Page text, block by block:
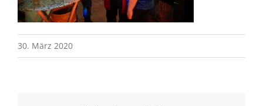
30. März 2020